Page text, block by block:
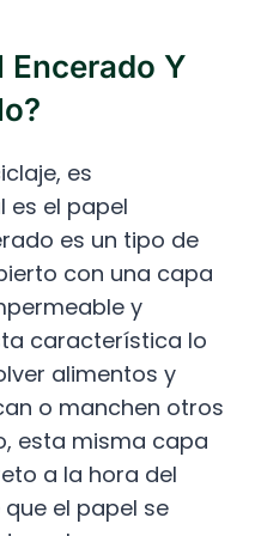
Encerado Y
es
es el papel
es un tipo de
con una capa
y
característica lo
alimentos y
o manchen otros
esta misma capa
a la hora del
el papel se